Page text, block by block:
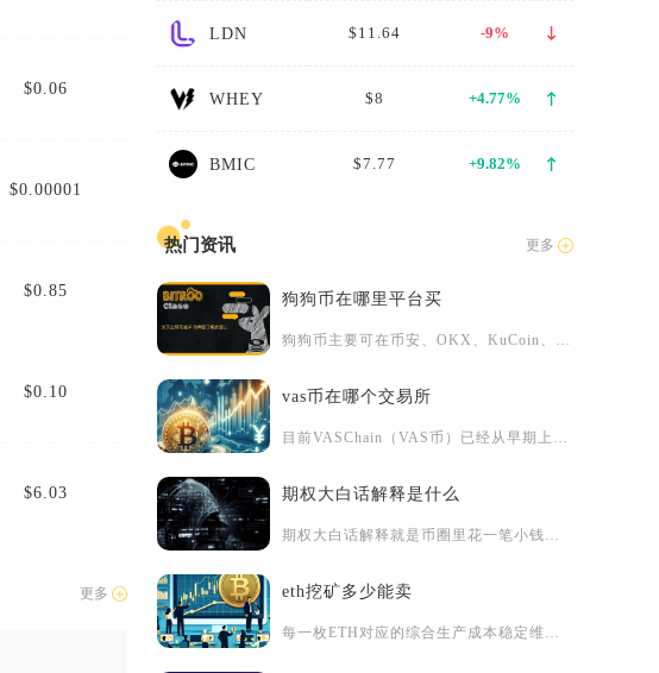
$0.06
$0.00001
$0.85
$0.10
$6.03
更多
LDN $11.64 -9%
WHEY $8 +4.77%
BMIC $7.77 +9.82%
热门资讯 更多
狗狗币在哪里平台买
狗狗币主要可在币安、OKX、KuCoin、Gate、Bybi...
vas币在哪个交易所
目前VASChain（VAS币）已经从早期上线的多家小型中心...
期权大白话解释是什么
期权大白话解释就是币圈里花一笔小钱买"未来价格选择权"的金融...
eth挖矿多少能卖
每一枚ETH对应的综合生产成本稳定维持在1550至1600美...